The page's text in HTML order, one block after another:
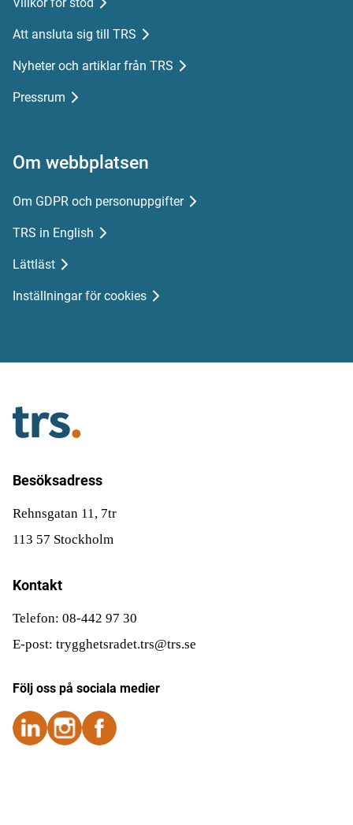
Att ansluta sig till TRS
Nyheter och artiklar från TRS
Pressrum
Om webbplatsen
Om GDPR och personuppgifter
TRS in English
Lättläst
Inställningar för cookies
Besöksadress
Rehnsgatan 11, 7tr
113 57 Stockholm
Kontakt
Telefon: 08-442 97 30
E-post: trygghetsradet.trs@trs.se
Följ oss på sociala medier
Följ oss på Instagram
Följ oss på Instagram